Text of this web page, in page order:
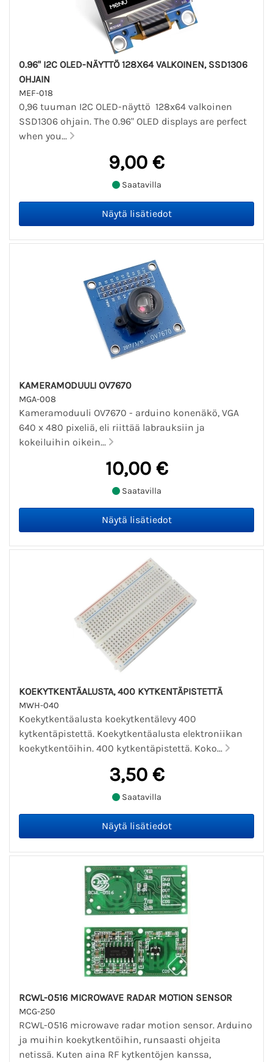
0.96" I2C OLED-NÄYTTÖ 128X64 VALKOINEN, SSD1306
OHJAIN
MEF-018
0,96 tuuman I2C OLED-näyttö 128x64 valkoinen
SSD1306 ohjain. The 0.96" OLED displays are perfect
when you...
9,00 €
Saatavilla
KAMERAMODUULI OV7670
MGA-008
Kameramoduuli OV7670 - arduino konenäkö, VGA
640 x 480 pixeliä, eli riittää labrauksiin ja
kokeiluihin oikein...
10,00 €
Saatavilla
KOEKYTKENTÄALUSTA, 400 KYTKENTÄPISTETTÄ
MWH-040
Koekytkentäalusta koekytkentälevy 400
kytkentäpistettä. Koekytkentäalusta elektroniikan
koekytkentöihin. 400 kytkentäpistettä. Koko...
3,50 €
Saatavilla
RCWL-0516 MICROWAVE RADAR MOTION SENSOR
MCG-250
RCWL-0516 microwave radar motion sensor. Arduino
ja muihin koekytkentöihin, runsaasti ohjeita
netissä. Kuten aina RF kytkentöjen kanssa,